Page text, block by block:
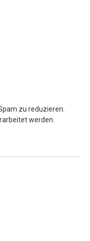
zu reduzieren.
werden.